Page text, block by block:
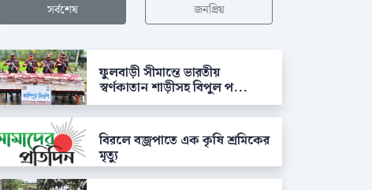
সর্বশেষ জনপ্রিয়
ফুলবাড়ী সীমান্তে ভারতীয়
স্বর্ণকাতান শাড়ীসহ বিপুল প...
বিরলে বজ্রপাতে এক কৃষি শ্রমিকের
মৃত্যু